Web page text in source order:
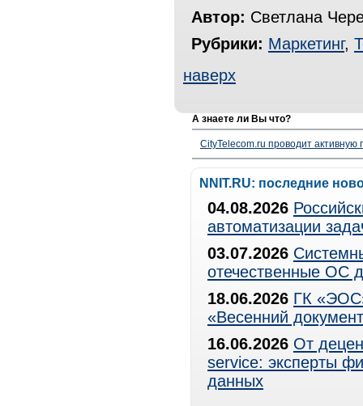
Автор: Светлана
Рубрики: Маркетинг,
наверх
А знаете ли Вы что?
CityTelecom.ru проводит активную
NNIT.RU: последние
04.08.2026
автоматизации
03.07.2026
отечественные ОС
18.06.2026 ГК
«Весенний
16.06.2026 От
service: эксперты
данных